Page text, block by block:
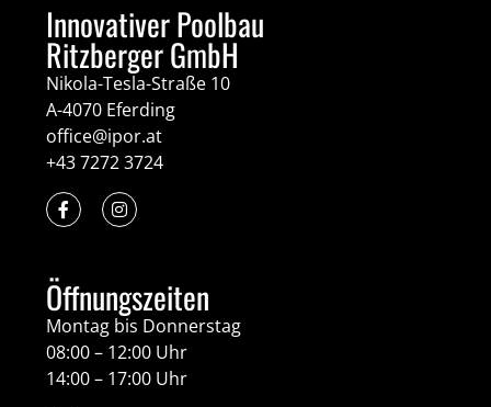
Innovativer Poolbau
Ritzberger GmbH
Nikola-Tesla-Straße 10
A-4070 Eferding
office@ipor.at
+43 7272 3724
Öffnungszeiten
Montag bis Donnerstag
08:00 – 12:00 Uhr
14:00 – 17:00 Uhr